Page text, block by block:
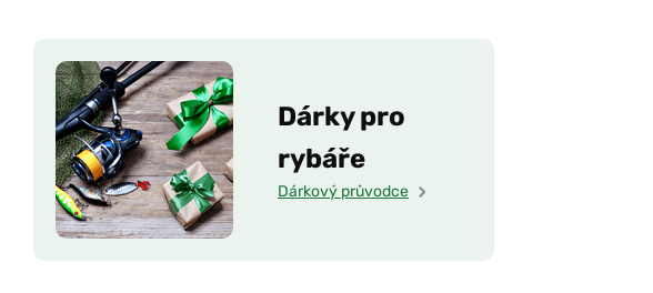
Dárky pro
rybáře
Dárkový průvodce